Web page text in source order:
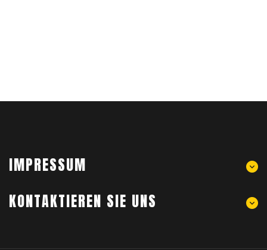
IMPRESSUM
KONTAKTIEREN SIE UNS